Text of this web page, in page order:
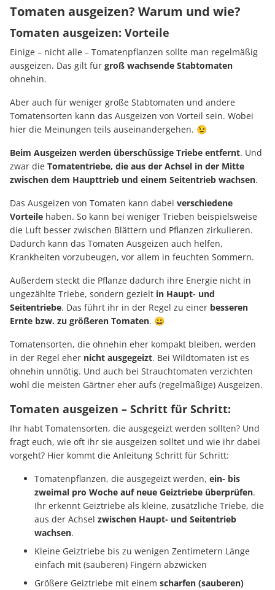
Tomaten ausgeizen? Warum und wie?
Tomaten ausgeizen: Vorteile
Einige – nicht alle – Tomatenpflanzen sollte man regelmäßig
ausgeizen. Das gilt für groß wachsende Stabtomaten
ohnehin.
Aber auch für weniger große Stabtomaten und andere
Tomatensorten kann das Ausgeizen von Vorteil sein. Wobei
hier die Meinungen teils auseinandergehen. 😉
Beim Ausgeizen werden überschüssige Triebe entfernt. Und
zwar die Tomatentriebe, die aus der Achsel in der Mitte
zwischen dem Haupttrieb und einem Seitentrieb wachsen.
Das Ausgeizen von Tomaten kann dabei verschiedene
Vorteile haben. So kann bei weniger Trieben beispielsweise
die Luft besser zwischen Blättern und Pflanzen zirkulieren.
Dadurch kann das Tomaten Ausgeizen auch helfen,
Krankheiten vorzubeugen, vor allem in feuchten Sommern.
Außerdem steckt die Pflanze dadurch ihre Energie nicht in
ungezählte Triebe, sondern gezielt in Haupt- und
Seitentriebe. Das führt ihr in der Regel zu einer besseren
Ernte bzw. zu größeren Tomaten. 😀
Tomatensorten, die ohnehin eher kompakt bleiben, werden
in der Regel eher nicht ausgegeizt. Bei Wildtomaten ist es
ohnehin unnötig. Und auch bei Strauchtomaten verzichten
wohl die meisten Gärtner eher aufs (regelmäßige) Ausgeizen.
Tomaten ausgeizen – Schritt für Schritt:
Ihr habt Tomatensorten, die ausgegeizt werden sollten? Und
fragt euch, wie oft ihr sie ausgeizen solltet und wie ihr dabei
vorgeht? Hier kommt die Anleitung Schritt für Schritt:
Tomatenpflanzen, die ausgegeizt werden, ein- bis
zweimal pro Woche auf neue Geiztriebe überprüfen.
Ihr erkennt Geiztriebe als kleine, zusätzliche Triebe, die
aus der Achsel zwischen Haupt- und Seitentrieb
wachsen.
Kleine Geiztriebe bis zu wenigen Zentimetern Länge
einfach mit (sauberen) Fingern abzwicken
Größere Geiztriebe mit einem scharfen (sauberen)